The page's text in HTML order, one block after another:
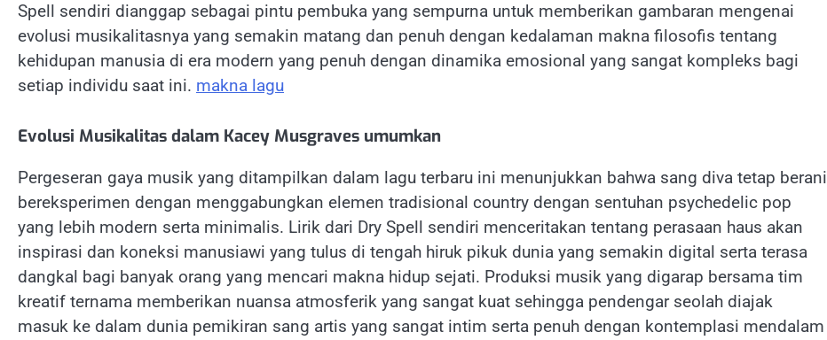
Spell sendiri dianggap sebagai pintu pembuka yang sempurna untuk memberikan gambaran mengenai
evolusi musikalitasnya yang semakin matang dan penuh dengan kedalaman makna filosofis tentang
kehidupan manusia di era modern yang penuh dengan dinamika emosional yang sangat kompleks bagi
setiap individu saat ini. makna lagu
Evolusi Musikalitas dalam Kacey Musgraves umumkan
Pergeseran gaya musik yang ditampilkan dalam lagu terbaru ini menunjukkan bahwa sang diva tetap berani
bereksperimen dengan menggabungkan elemen tradisional country dengan sentuhan psychedelic pop
yang lebih modern serta minimalis. Lirik dari Dry Spell sendiri menceritakan tentang perasaan haus akan
inspirasi dan koneksi manusiawi yang tulus di tengah hiruk pikuk dunia yang semakin digital serta terasa
dangkal bagi banyak orang yang mencari makna hidup sejati. Produksi musik yang digarap bersama tim
kreatif ternama memberikan nuansa atmosferik yang sangat kuat sehingga pendengar seolah diajak
masuk ke dalam dunia pemikiran sang artis yang sangat intim serta penuh dengan kontemplasi mendalam